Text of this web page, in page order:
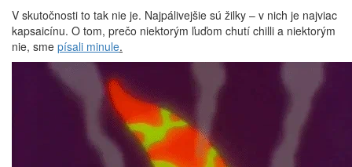
V skutočnosti to tak nie je. Najpálivejšie sú žilky – v nich je najviac
kapsaicínu. O tom, prečo niektorým ľuďom chutí chilli a niektorým
nie, sme písali minule.